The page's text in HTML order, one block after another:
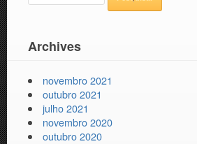
Archives
novembro 2021
outubro 2021
julho 2021
novembro 2020
outubro 2020